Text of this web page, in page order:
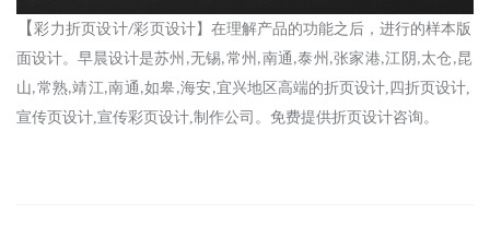
【彩力折页设计/彩页设计 】在理解产品的功能之后，进行的样本版
面设计。 早晨设计是苏州 ,无锡,常州 ,南通 ,泰州 ,张家港,江阴 ,太仓 ,昆
山,常熟,靖江,南通 ,如皋,海安,宜兴地区高端的折页设计 ,四折页设计,
宣传页设计,宣传彩页设计,制作公司。免费提供折页设计咨询。